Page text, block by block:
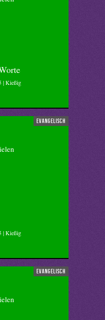
| Kießig
evangelisch
| Kießig
evangelisch